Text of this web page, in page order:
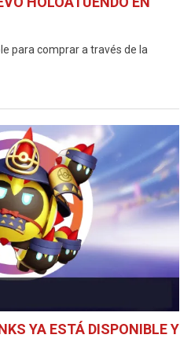
para comprar a través de la
YA ESTÁ DISPONIBLE Y